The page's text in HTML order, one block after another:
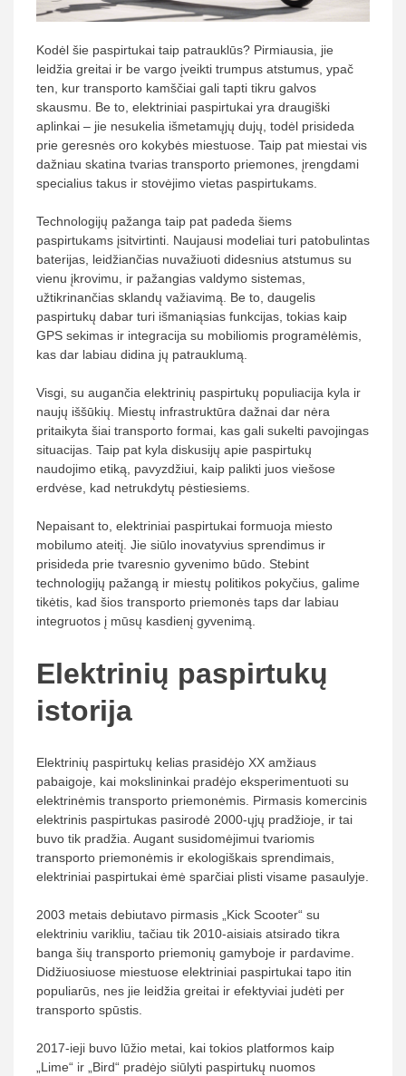
Kodėl šie paspirtukai taip patrauklūs? Pirmiausia, jie
leidžia greitai ir be vargo įveikti trumpus atstumus, ypač
ten, kur transporto kamščiai gali tapti tikru galvos
skausmu. Be to, elektriniai paspirtukai yra draugiški
aplinkai – jie nesukelia išmetamųjų dujų, todėl prisideda
prie geresnės oro kokybės miestuose. Taip pat miestai vis
dažniau skatina tvarias transporto priemones, įrengdami
specialius takus ir stovėjimo vietas paspirtukams.
Technologijų pažanga taip pat padeda šiems
paspirtukams įsitvirtinti. Naujausi modeliai turi patobulintas
baterijas, leidžiančias nuvažiuoti didesnius atstumus su
vienu įkrovimu, ir pažangias valdymo sistemas,
užtikrinančias sklandų važiavimą. Be to, daugelis
paspirtukų dabar turi išmaniąsias funkcijas, tokias kaip
GPS sekimas ir integracija su mobiliomis programėlėmis,
kas dar labiau didina jų patrauklumą.
Visgi, su augančia elektrinių paspirtukų populiacija kyla ir
naujų iššūkių. Miestų infrastruktūra dažnai dar nėra
pritaikyta šiai transporto formai, kas gali sukelti pavojingas
situacijas. Taip pat kyla diskusijų apie paspirtukų
naudojimo etiką, pavyzdžiui, kaip palikti juos viešose
erdvėse, kad netrukdytų pėstiesiems.
Nepaisant to, elektriniai paspirtukai formuoja miesto
mobilumo ateitį. Jie siūlo inovatyvius sprendimus ir
prisideda prie tvaresnio gyvenimo būdo. Stebint
technologijų pažangą ir miestų politikos pokyčius, galime
tikėtis, kad šios transporto priemonės taps dar labiau
integruotos į mūsų kasdienį gyvenimą.
Elektrinių paspirtukų
istorija
Elektrinių paspirtukų kelias prasidėjo XX amžiaus
pabaigoje, kai mokslininkai pradėjo eksperimentuoti su
elektrinėmis transporto priemonėmis. Pirmasis komercinis
elektrinis paspirtukas pasirodė 2000-ųjų pradžioje, ir tai
buvo tik pradžia. Augant susidomėjimui tvariomis
transporto priemonėmis ir ekologiškais sprendimais,
elektriniai paspirtukai ėmė sparčiai plisti visame pasaulyje.
2003 metais debiutavo pirmasis „Kick Scooter“ su
elektriniu varikliu, tačiau tik 2010-aisiais atsirado tikra
banga šių transporto priemonių gamyboje ir pardavime.
Didžiuosiuose miestuose elektriniai paspirtukai tapo itin
populiarūs, nes jie leidžia greitai ir efektyviai judėti per
transporto spūstis.
2017-ieji buvo lūžio metai, kai tokios platformos kaip
„Lime“ ir „Bird“ pradėjo siūlyti paspirtukų nuomos